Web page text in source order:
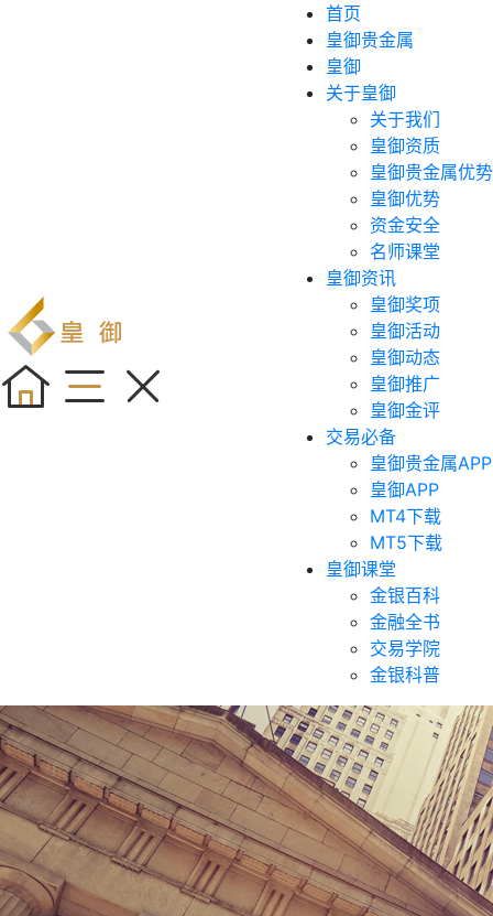
首页
皇御贵金属
皇御
关于皇御
关于我们
皇御资质
皇御贵金属优势
皇御优势
资金安全
名师课堂
皇御资讯
皇御奖项
皇御活动
皇御动态
皇御推广
皇御金评
交易必备
皇御贵金属APP
皇御APP
MT4下载
MT5下载
皇御课堂
金银百科
金融全书
交易学院
金银科普